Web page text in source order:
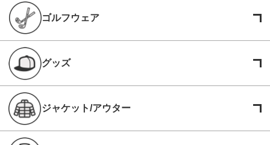
ゴルフウェア
グッズ
ジャケット/アウター